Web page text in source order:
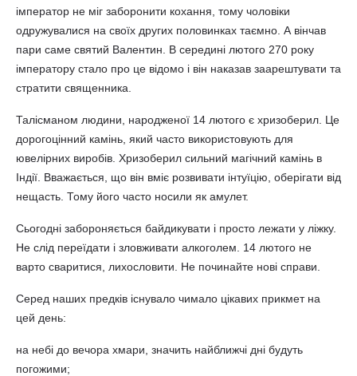
імператор не міг заборонити кохання, тому чоловіки
одружувалися на своїх других половинках таємно. А вінчав
пари саме святий Валентин. В середині лютого 270 року
імператору стало про це відомо і він наказав заарештувати та
стратити священника.
Талісманом людини, народженої 14 лютого є хризоберил. Це
дорогоцінний камінь, який часто використовують для
ювелірних виробів. Хризоберил сильний магічний камінь в
Індії. Вважається, що він вміє розвивати інтуїцію, оберігати від
нещасть. Тому його часто носили як амулет.
Сьогодні забороняється байдикувати і просто лежати у ліжку.
Не слід переїдати і зловживати алкоголем. 14 лютого не
варто сваритися, лихословити. Не починайте нові справи.
Серед наших предків існувало чимало цікавих прикмет на
цей день:
на небі до вечора хмари, значить найближчі дні будуть
погожими;